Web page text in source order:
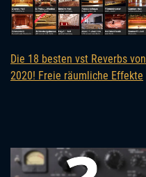
Die 18 besten vst Reverbs von
2020! Freie räumliche Effekte